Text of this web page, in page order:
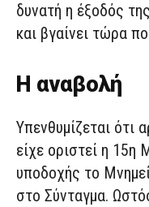
δυνατή η έξοδός
και βγαίνει τώρα
Η αναβολή
Υπενθυμίζεται ότι
είχε οριστεί η 15η
υποδοχής το
στο Σύνταγμα.